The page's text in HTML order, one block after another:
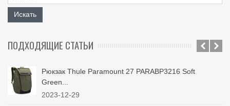
Искать
ПОДХОДЯЩИЕ СТАТЬИ
Рюкзак Thule Paramount 27 PARABP3216 Soft
Green...
2023-12-29